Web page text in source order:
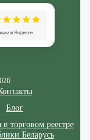
Блог
в торговом реестре
Беларусь